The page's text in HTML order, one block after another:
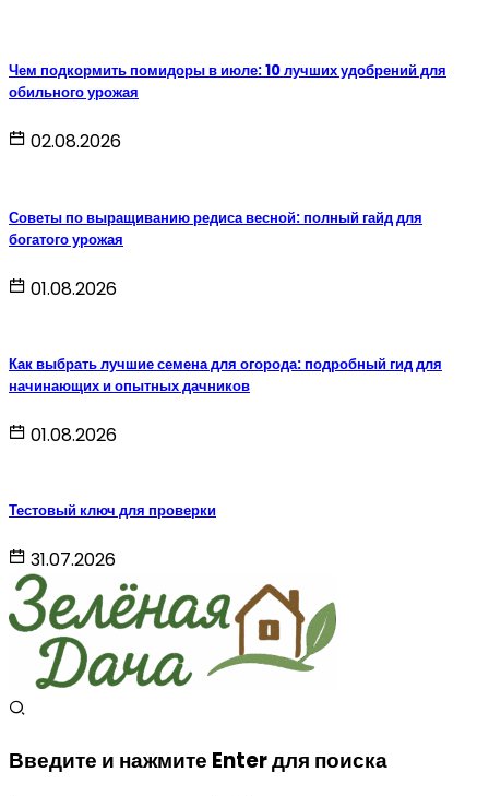
Чем подкормить помидоры в июле: 10 лучших удобрений для
обильного урожая
02.08.2026
Советы по выращиванию редиса весной: полный гайд для
богатого урожая
01.08.2026
Как выбрать лучшие семена для огорода: подробный гид для
начинающих и опытных дачников
01.08.2026
Тестовый ключ для проверки
31.07.2026
Введите и нажмите Enter для поиска